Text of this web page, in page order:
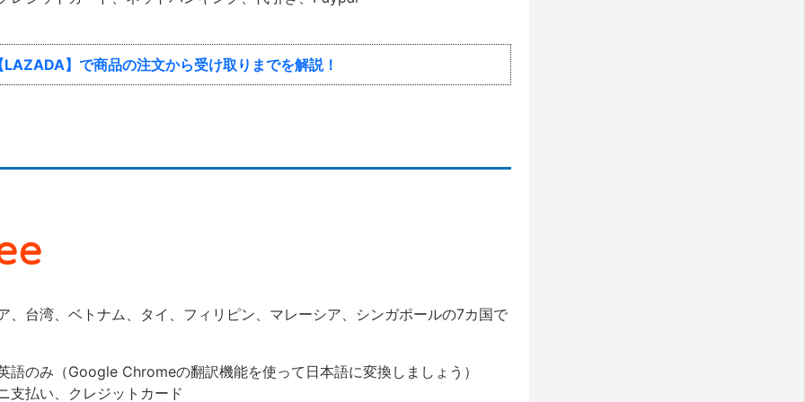
】で商品の注文から受け取りまでを解説！
、台湾、ベトナム、タイ、フィリピン、マレーシア、シンガポールの7カ国で
語のみ（Google Chromeの翻訳機能を使って日本語に変換しましょう）
支払い、クレジットカード